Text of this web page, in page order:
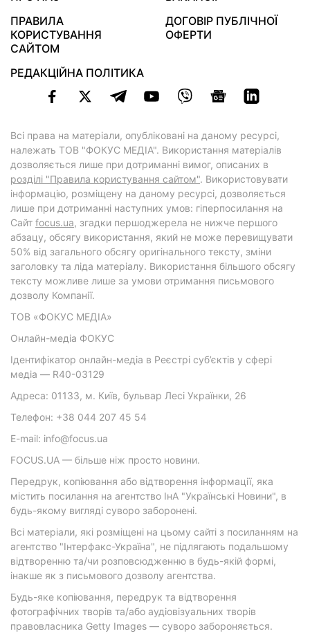
ПРАВИЛА
КОРИСТУВАННЯ
САЙТОМ
ДОГОВІР ПУБЛІЧНОЇ
ОФЕРТИ
РЕДАКЦІЙНА ПОЛІТИКА
Всі права на матеріали, опубліковані на даному ресурсі,
належать ТОВ "ФОКУС МЕДІА". Використання матеріалів
дозволяється лише при дотриманні вимог, описаних в
розділі "Правила користування сайтом". Використовувати
інформацію, розміщену на даному ресурсі, дозволяється
лише при дотриманні наступних умов: гіперпосилання на
Cайт focus.ua, згадки першоджерела не нижче першого
абзацу, обсягу використання, який не може перевищувати
50% від загального обсягу оригінального тексту, зміни
заголовку та ліда матеріалу. Використання більшого обсягу
тексту можливе лише за умови отримання письмового
дозволу Компанії.
ТОВ «ФОКУС МЕДІА»
Онлайн-медіа ФОКУС
Ідентифікатор онлайн-медіа в Реєстрі суб’єктів у сфері
медіа — R40-03129
Адреса: 01133, м. Київ, бульвар Лесі Українки, 26
Телефон: +38 044 207 45 54
E-mail: info@focus.ua
FOCUS.UA — більше ніж просто новини.
Передрук, копіювання або відтворення інформації, яка
містить посилання на агентство ІнА "Українські Новини", в
будь-якому вигляді суворо заборонені.
Всі матеріали, які розміщені на цьому сайті з посиланням на
агентство "Інтерфакс-Україна", не підлягають подальшому
відтворенню та/чи розповсюдженню в будь-якій формі,
інакше як з письмового дозволу агентства.
Будь-яке копіювання, передрук та відтворення
фотографічних творів та/або аудіовізуальних творів
правовласника Getty Images — суворо забороняється.